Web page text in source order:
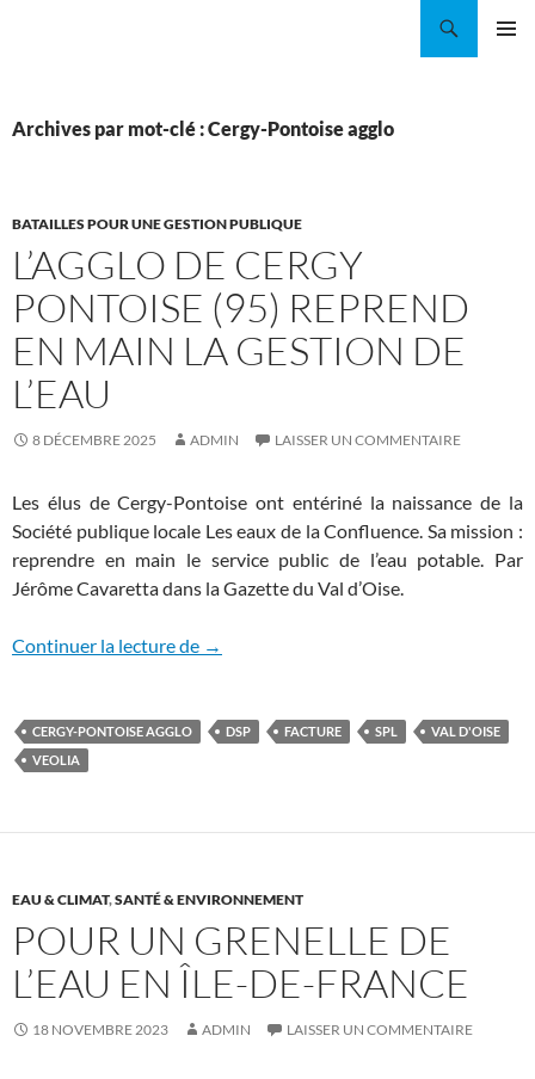
Archives par mot-clé : Cergy-Pontoise agglo
BATAILLES POUR UNE GESTION PUBLIQUE
L’AGGLO DE CERGY
PONTOISE (95) REPREND
EN MAIN LA GESTION DE
L’EAU
8 DÉCEMBRE 2025 ADMIN LAISSER UN COMMENTAIRE
Les élus de Cergy-Pontoise ont entériné la naissance de la
Société publique locale Les eaux de la Confluence. Sa mission :
reprendre en main le service public de l’eau potable. Par
Jérôme Cavaretta dans la Gazette du Val d’Oise.
Continuer la lecture de L’agglo de Cergy Pontoise (95) reprend
→
CERGY-PONTOISE AGGLO DSP FACTURE SPL
VAL D'OISE
VEOLIA
EAU & CLIMAT,SANTÉ & ENVIRONNEMENT
POUR UN GRENELLE DE
L’EAU EN ÎLE-DE-FRANCE
18 NOVEMBRE 2023 ADMIN LAISSER UN COMMENTAIRE